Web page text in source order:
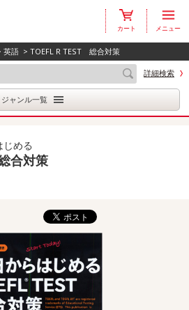
カート メニュー
英語 > TOEFL R TEST 総合対策
詳細検索
ジャンル一覧
める
合対策